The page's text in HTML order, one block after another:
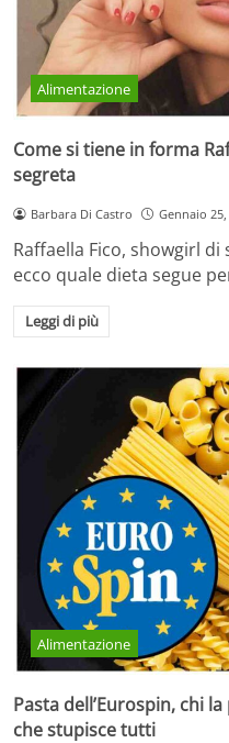
Alimentazione
Come si tiene in forma
segreta
Barbara Di Castro Gennaio 25,
Raffaella Fico, showgirl
ecco quale dieta segue
Leggi di più
Alimentazione
Pasta dell’Eurospin, chi
che stupisce tutti